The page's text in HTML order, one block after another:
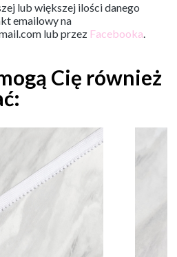
lub większej ilości danego
emailowy na
lub przez Facebooka.
Cię również